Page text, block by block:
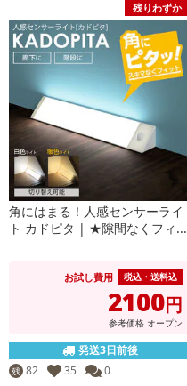
残りわずか
角にはまる！人感センサーライ
ト カドピタ | ★隙間なくフィ...
お試し費用 税込・送料込
2100円
参考価格 オープン
発送3日前後
残 82 35 0